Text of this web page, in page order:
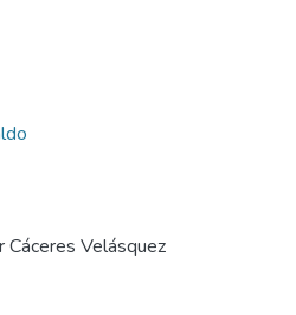
Velásquez